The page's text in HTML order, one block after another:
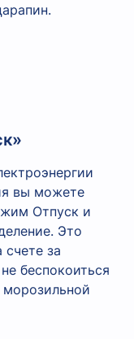
вы можете
Отпуск и
Это
счете за
беспокоиться
морозильной